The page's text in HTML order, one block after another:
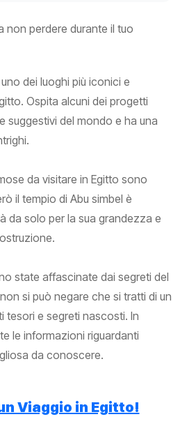
non perdere durante il tuo
dei luoghi più iconici e
Ospita alcuni dei progetti
suggestivi del mondo e ha una
da visitare in Egitto sono
il tempio di Abu simbel è
da solo per la sua grandezza e
state affascinate dai segreti del
si può negare che si tratti di un
tesori e segreti nascosti. In
le informazioni riguardanti
da conoscere.
Viaggio in Egitto!